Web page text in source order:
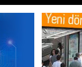
+
BILGISI
TRACK